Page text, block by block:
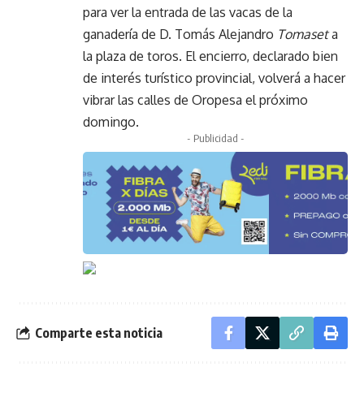
para ver la entrada de las vacas de la
ganadería de D. Tomás Alejandro Tomaseta
la plaza de toros. El encierro, declarado bien
de interés turístico provincial, volverá a hacer
vibrar las calles de Oropesa el próximo
domingo.
- Publicidad -
Comparte esta noticia